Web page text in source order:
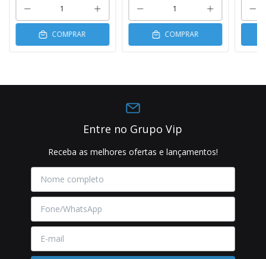
COMPRAR COMPRAR
Entre no Grupo Vip
Receba as melhores ofertas e lançamentos!